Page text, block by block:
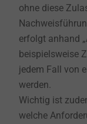
ohne diese
erfolgt anhand
beispielsweise
jedem Fall von
werden.
Wichtig ist
welche